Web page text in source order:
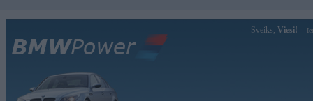
Sveiks, Viesi!